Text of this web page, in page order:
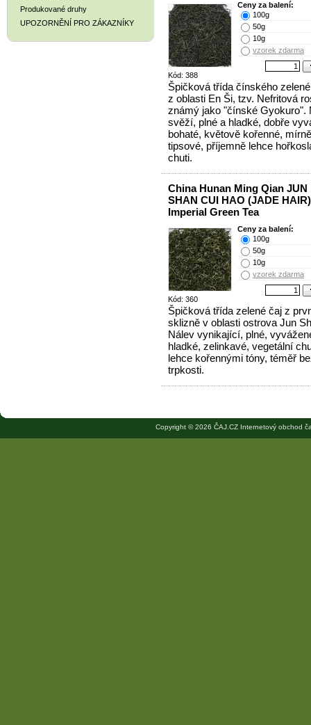
Produkované druhy
UPOZORNĚNÍ PRO ZÁKAZNÍKY
Kód: 388
Ceny za balení:
100g
50g
10g
vzorek zdarma
Špičková třída čínského
z oblasti En Ši, tzv. Nefritová
známý jako "čínské Gyokuro".
svěží, plné a hladké, dobře
bohaté, květově kořenné, mírně
tipsové, příjemně lehce
chuti.
China Hunan Ming Qian JUN
SHAN CUI HAO (JADE HAIR)
Imperial Green Tea
Kód: 360
Ceny za balení:
100g
50g
10g
vzorek zdarma
Špičková třída zelené čaj z
sklizně v oblasti ostrova Jun
Nálev vynikající, plné,
hladké, zelinkavé, vegetální
lehce kořennými tóny, téměř
trpkosti.
Copyright © 2026 ČAJ.CZ Internetový obchod